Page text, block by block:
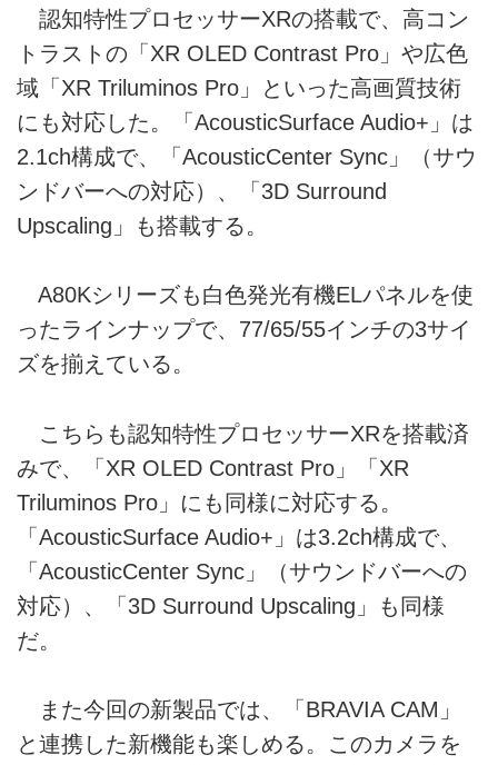
認知特性プロセッサーXRの搭載で、高コン
トラストの「XR OLED Contrast Pro」や広色
域「XR Triluminos Pro」といった高画質技術
にも対応した。「AcousticSurface Audio+」は
2.1ch構成で、「AcousticCenter Sync」（サウ
ンドバーへの対応）、「3D Surround
Upscaling」も搭載する。
A80Kシリーズも白色発光有機ELパネルを使
ったラインナップで、77/65/55インチの3サイ
ズを揃えている。
こちらも認知特性プロセッサーXRを搭載済
みで、「XR OLED Contrast Pro」「XR
Triluminos Pro」にも同様に対応する。
「AcousticSurface Audio+」は3.2ch構成で、
「AcousticCenter Sync」（サウンドバーへの
対応）、「3D Surround Upscaling」も同様
だ。
また今回の新製品では、「BRAVIA CAM」
と連携した新機能も楽しめる。このカメラを